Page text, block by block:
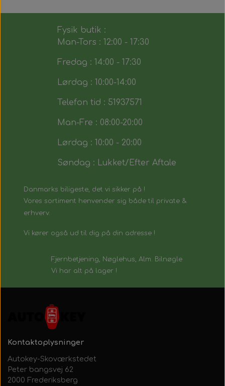
Fysik butik :
Man-Tors : 12:00 - 17:30
Fredag : 14:00 - 17:30
Lørdag : 10:00-14:00
Telefon tid : 51937571
Man-Fre : 08:00-20:00
Lørdag : 10:00 - 20:00
Søndag : Lukket/Efter Aftale
Danmarks biligeste, det vi sikker på !
Vores sortiment henvender sig både til private &
erhverv.
Vi kører også ud til dig på din adresse !
Fjernbetjening, Nøglehus, Alm. Bilnøgle
Vi har alt på lager !
Kontaktoplysninger
Autokey-Skoværkstedet
Peter bangsvej 62
2000 Frederiksberg